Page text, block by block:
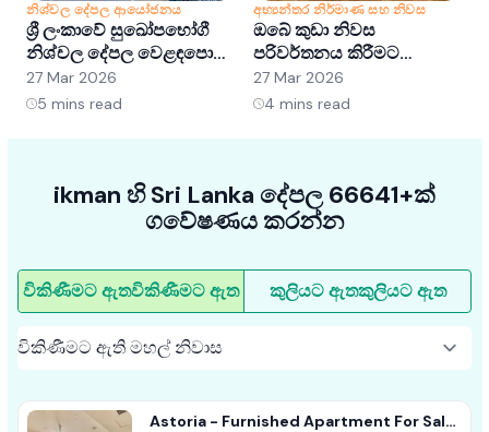
නිශ්චල දේපල ආයෝජනය
ශ්‍රී ලංකාවේ සුඛෝපභෝගී
නිශ්චල දේපල වෙළඳපොළ
අවබෝධ කර ගැනීම:
අවස්ථා සහ ප්‍රවණතා
27 Mar 2026
5 mins read
අභ්‍යන්තර නිර්මාණ සහ නිවස
ඔබේ කුඩා නිවස
පරිවර්තනය කිරීමට
අභ්‍යන්තර සැලසුම් හක්ක
5ක්
27 Mar 2026
4 mins read
ikman හි Sri Lanka දේපල 66641+ක්
ගවේෂණය කරන්න
විකිණීමට ඇතවිකිණීමට ඇත කුලියට ඇතකුලියට ඇත
Astoria - Furnished Apartment For Sale